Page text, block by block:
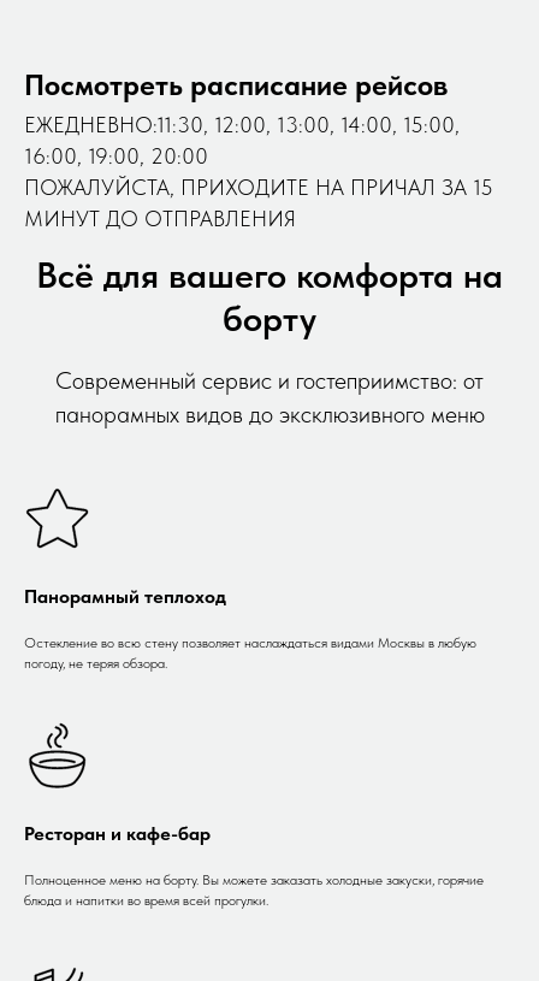
Посмотреть расписание рейсов
ЕЖЕДНЕВНО:11:30, 12:00, 13:00, 14:00, 15:00,
16:00, 19:00, 20:00
ПОЖАЛУЙСТА, ПРИХОДИТЕ НА ПРИЧАЛ ЗА 15
МИНУТ ДО ОТПРАВЛЕНИЯ
Всё для вашего комфорта на
борту
Современный сервис и гостеприимство: от
панорамных видов до эксклюзивного меню
Панорамный теплоход
Остекление во всю стену позволяет наслаждаться видами Москвы в любую
погоду, не теряя обзора.
Ресторан и кафе-бар
Полноценное меню на борту. Вы можете заказать холодные закуски, горячие
блюда и напитки во время всей прогулки.